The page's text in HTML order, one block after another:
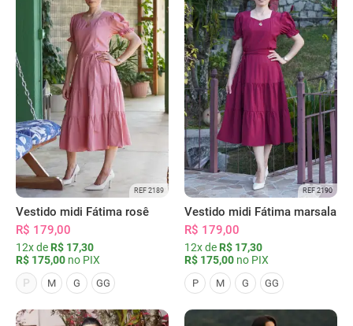
REF 2189
Vestido midi Fátima rosê
R$ 179,00
12x de R$ 17,30
R$ 175,00 no PIX
P
M G GG
REF 2190
Vestido midi Fátima marsala
R$ 179,00
12x de R$ 17,30
R$ 175,00 no PIX
P M G GG